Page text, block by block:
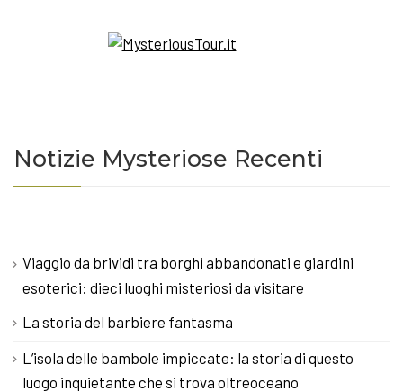
Notizie Mysteriose Recenti
Viaggio da brividi tra borghi abbandonati e giardini
esoterici: dieci luoghi misteriosi da visitare
La storia del barbiere fantasma
L’isola delle bambole impiccate: la storia di questo
luogo inquietante che si trova oltreoceano